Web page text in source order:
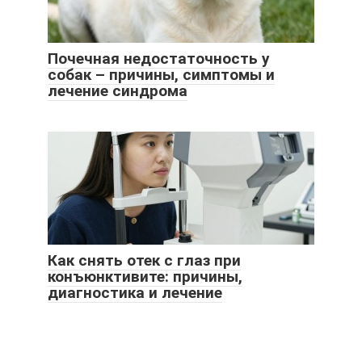
Почечная недостаточность у
собак – причины, симптомы и
лечение синдрома
Как снять отек с глаз при
конъюнктивите: причины,
диагностика и лечение